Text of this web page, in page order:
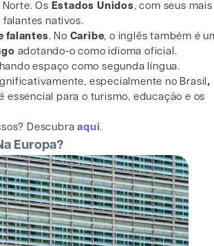
Os Estados Unidos, com seus mais
falantes nativos.
falantes. No Caribe, o inglês também é
adotando-o como idioma oficial.
espaço como segunda língua.
especialmente no Brasil,
essencial para o turismo, educação e os
Descubraaqui.
Europa?